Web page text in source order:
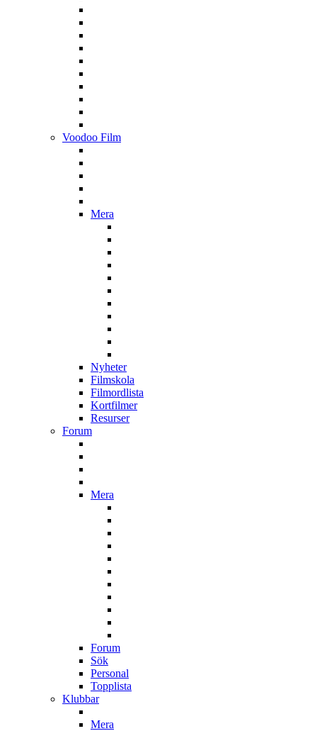
Voodoo Film
Mera
Nyheter
Filmskola
Filmordlista
Kortfilmer
Resurser
Forum
Mera
Forum
Sök
Personal
Topplista
Klubbar
Mera